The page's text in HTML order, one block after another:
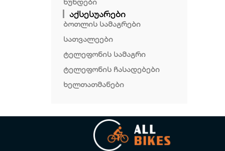
აქსესუარები
ბოთლის სამაგრები
სათვალეები
ტელეფონის სამაგრი
ტელეფონის ჩასადებები
ხელთათმანები